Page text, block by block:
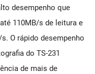
desempenho que
110MB/s de leitura e
O rápido desempenho
do TS-231
de mais de